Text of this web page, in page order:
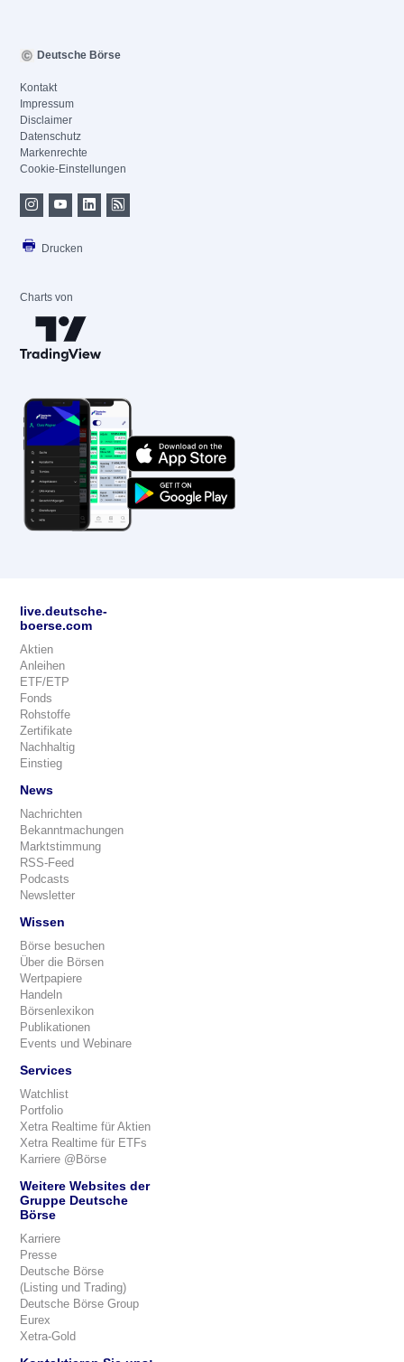
Deutsche Börse
Kontakt
Impressum
Disclaimer
Datenschutz
Markenrechte
Cookie-Einstellungen
Drucken
Charts von
live.deutsche-
boerse.com
Aktien
Anleihen
ETF/ETP
Fonds
Rohstoffe
Zertifikate
Nachhaltig
Einstieg
News
Nachrichten
Bekanntmachungen
Marktstimmung
RSS-Feed
Podcasts
Newsletter
Wissen
Börse besuchen
Über die Börsen
Wertpapiere
Handeln
Börsenlexikon
Publikationen
Events und Webinare
Services
Watchlist
Portfolio
Xetra Realtime für Aktien
Xetra Realtime für ETFs
Karriere @Börse
Weitere Websites der
Gruppe Deutsche
Börse
Karriere
Presse
Deutsche Börse
(Listing und Trading)
Deutsche Börse Group
Eurex
Xetra-Gold